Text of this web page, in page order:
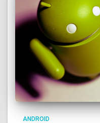
ANDROID